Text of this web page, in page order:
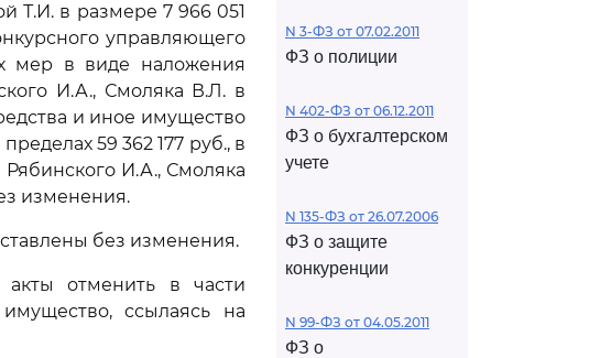
Т.И. в размере 7 966 051
управляющего
мер в виде наложения
И.А., Смоляка В.Л. в
и иное имущество
59 362 177 руб., в
И.А., Смоляка
изменения.
без изменения.
акты отменить в части
ссылаясь на
N 3-ФЗ от 07.02.2011
ФЗ о полиции
N 402-ФЗ от 06.12.2011
ФЗ о бухгалтерском
учете
N 135-ФЗ от 26.07.2006
ФЗ о защите
конкуренции
N 99-ФЗ от 04.05.2011
ФЗ о